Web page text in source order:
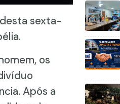
sexta-
os
Após a